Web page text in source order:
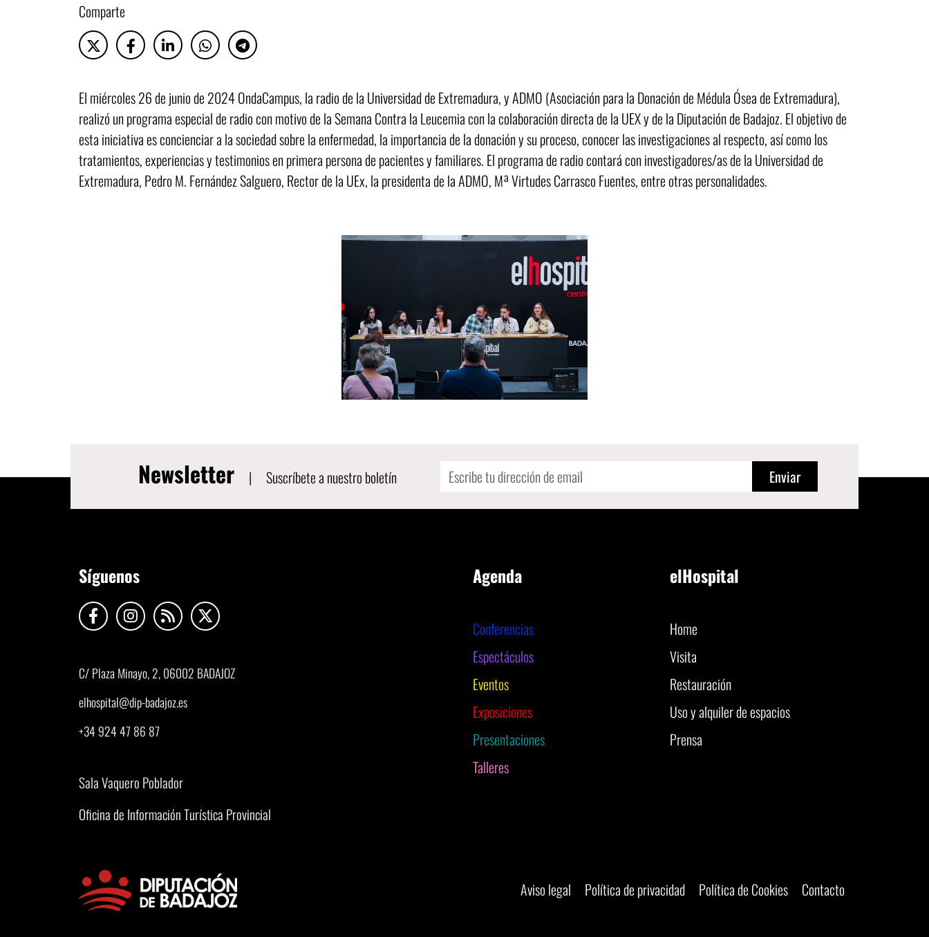
Comparte
El miércoles 26 de junio de 2024 OndaCampus, la radio de la Universidad de Extremadura, y ADMO (Asociación para la Donación de Médula Ósea de Extremadura),
realizó un programa especial de radio con motivo de la Semana Contra la Leucemia con la colaboración directa de la UEX y de la Diputación de Badajoz. El objetivo de
esta iniciativa es concienciar a la sociedad sobre la enfermedad, la importancia de la donación y su proceso, conocer las investigaciones al respecto, así como los
tratamientos, experiencias y testimonios en primera persona de pacientes y familiares. El programa de radio contará con investigadores/as de la Universidad de
Extremadura, Pedro M. Fernández Salguero, Rector de la UEx, la presidenta de la ADMO, Mª Virtudes Carrasco Fuentes, entre otras personalidades.
Newsletter | Suscríbete a nuestro boletín Enviar
Síguenos
C/ Plaza Minayo, 2, 06002 BADAJOZ
elhospital@dip-badajoz.es
+34 924 47 86 87
Sala Vaquero Poblador
Oficina de Información Turística Provincial
Agenda
Conferencias
Espectáculos
Eventos
Exposiciones
Presentaciones
Talleres
elHospital
Home
Visita
Restauración
Uso y alquiler de espacios
Prensa
Aviso legal Política de privacidad Política de Cookies Contacto